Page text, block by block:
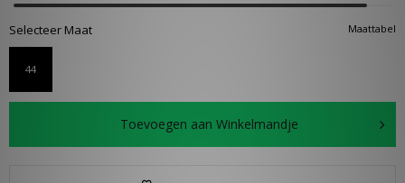
Maattabel
Selecteer Maat
44
Toevoegen aan Winkelmandje